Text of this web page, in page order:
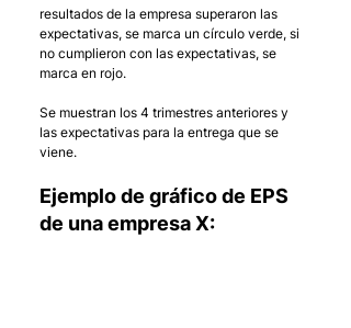
resultados de la empresa superaron las
expectativas, se marca un círculo verde, si
no cumplieron con las expectativas, se
marca en rojo.
Se muestran los 4 trimestres anteriores y
las expectativas para la entrega que se
viene.
Ejemplo de gráfico de EPS
de una empresa X: